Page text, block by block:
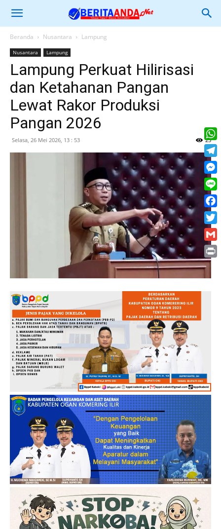
Beranda Nusantara Lampung
Nusantara Lampung
Lampung Perkuat Hilirisasi
dan Ketahanan Pangan
Lewat Rakor Produksi
Pangan 2026
Selasa, 26 Mei 2026, 13 : 53 23
Line
Print